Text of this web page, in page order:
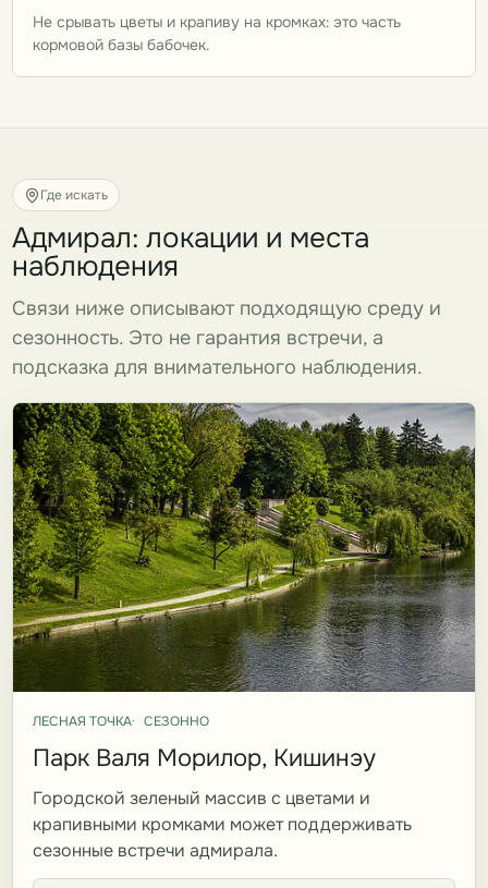
Не срывать цветы и крапиву на кромках: это часть
кормовой базы бабочек.
Где искать
Адмирал: локации и места
наблюдения
Связи ниже описывают подходящую среду и
сезонность. Это не гарантия встречи, а
подсказка для внимательного наблюдения.
ЛЕСНАЯ ТОЧКА СЕЗОННО
Парк Валя Морилор, Кишинэу
Городской зеленый массив с цветами и
крапивными кромками может поддерживать
сезонные встречи адмирала.